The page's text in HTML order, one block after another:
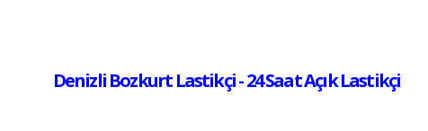
Denizli Bozkurt Lastikçi - 24 Saat Açık Lastikçi